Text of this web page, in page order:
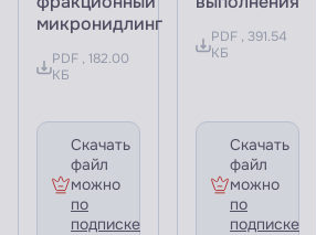
микронидлинг
PDF , 182.00
КБ
Скачать
файл
можно
по
подписке
PDF , 391.54
КБ
Скачать
файл
можно
по
подписке